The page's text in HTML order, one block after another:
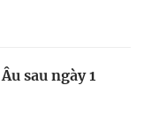
sau ngày 1